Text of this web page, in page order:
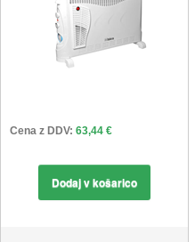
Cena z DDV: 63,44 €
Dodaj v košarico